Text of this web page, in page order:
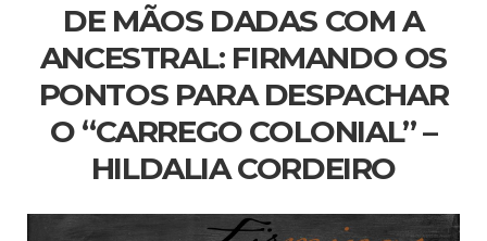
DE MÃOS DADAS COM A
ANCESTRAL: FIRMANDO OS
PONTOS PARA DESPACHAR
O “CARREGO COLONIAL” –
HILDALIA CORDEIRO